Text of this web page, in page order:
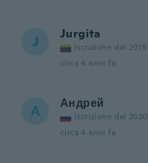
J Jurgita
Iscrizione dal 2019
circa 4 anni fa
А Андрей
Iscrizione dal 2020
circa 4 anni fa